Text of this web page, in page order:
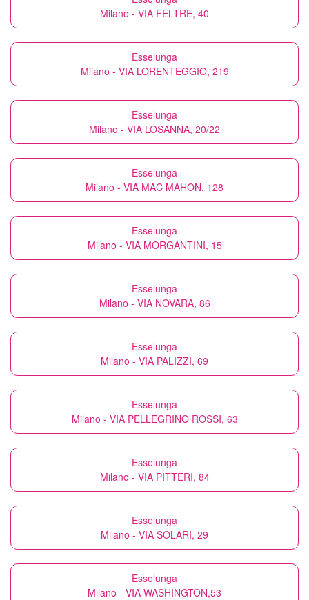
Milano - VIA FELTRE, 40
Esselunga
Milano - VIA LORENTEGGIO, 219
Esselunga
Milano - VIA LOSANNA, 20/22
Esselunga
Milano - VIA MAC MAHON, 128
Esselunga
Milano - VIA MORGANTINI, 15
Esselunga
Milano - VIA NOVARA, 86
Esselunga
Milano - VIA PALIZZI, 69
Esselunga
Milano - VIA PELLEGRINO ROSSI, 63
Esselunga
Milano - VIA PITTERI, 84
Esselunga
Milano - VIA SOLARI, 29
Esselunga
Milano - VIA WASHINGTON,53